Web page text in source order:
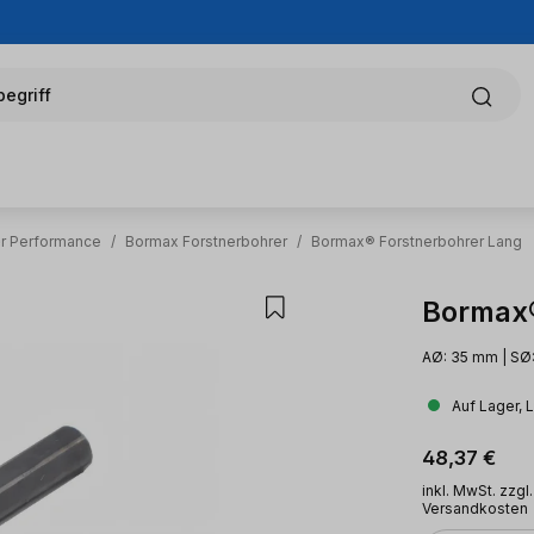
Performance / Bormax Forstnerbohrer / Bormax® Forstnerbohrer Lang
AØ: 35 mm |
Auf Lager,
Regulärer
48,37 €
inkl. MwSt. zzgl.
Versandkosten